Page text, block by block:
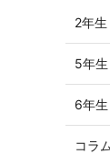
2年生
5年生
6年生
コラ